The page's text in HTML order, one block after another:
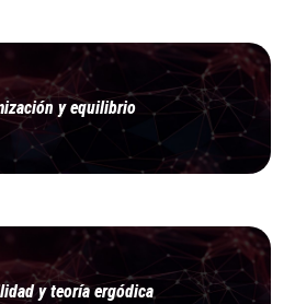
y equilibrio
y teoría ergódica